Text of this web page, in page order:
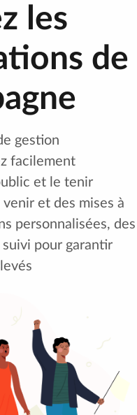
les
de
gestion
facilement
et le tenir
et des mises à
personnalisées, des
pour garantir